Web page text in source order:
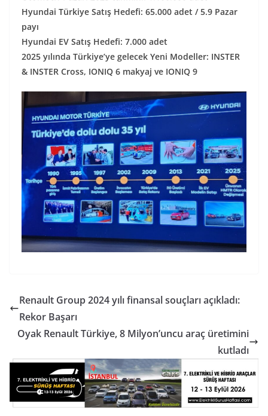
Hyundai Türkiye Satış Hedefi: 65.000 adet / 5.9 Pazar
payı
Hyundai EV Satış Hedefi: 7.000 adet
2025 yılında Türkiye’ye gelecek Yeni Modeller: INSTER
& INSTER Cross, IONIQ 6 makyaj ve IONIQ 9
Renault Group 2024 yılı finansal souçları açıkladı:
Rekor Başarı
Oyak Renault Türkiye, 8 Milyon’uncu araç üretimini
kutladı